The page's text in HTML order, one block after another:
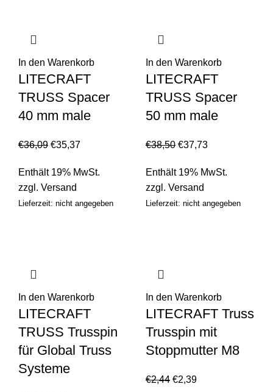
In den Warenkorb
LITECRAFT
TRUSS Spacer
40 mm male
€36,09 €35,37
Enthält 19% MwSt.
zzgl. Versand
Lieferzeit: nicht angegeben
In den Warenkorb
LITECRAFT
TRUSS Spacer
50 mm male
€38,50 €37,73
Enthält 19% MwSt.
zzgl. Versand
Lieferzeit: nicht angegeben
In den Warenkorb
LITECRAFT
TRUSS Trusspin
für Global Truss
Systeme
In den Warenkorb
LITECRAFT Truss
Trusspin mit
Stoppmutter M8
€2,44 €2,39